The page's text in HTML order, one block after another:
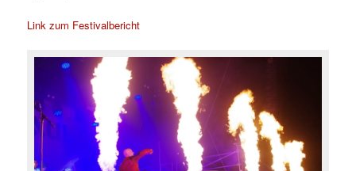
Link zum Festivalbericht